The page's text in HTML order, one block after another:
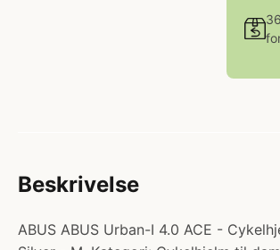
Beskrivelse
ABUS ABUS Urban-I 4.0 ACE -